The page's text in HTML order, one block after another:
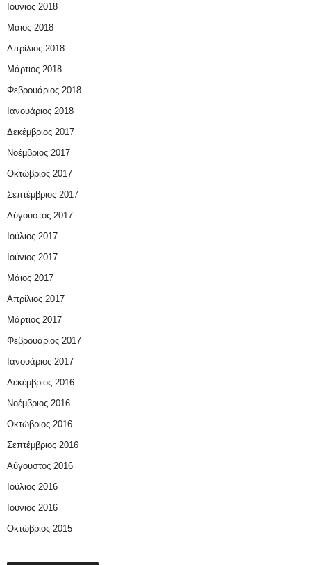
Ιούνιος 2018
Μάιος 2018
Απρίλιος 2018
Μάρτιος 2018
Φεβρουάριος 2018
Ιανουάριος 2018
Δεκέμβριος 2017
Νοέμβριος 2017
Οκτώβριος 2017
Σεπτέμβριος 2017
Αύγουστος 2017
Ιούλιος 2017
Ιούνιος 2017
Μάιος 2017
Απρίλιος 2017
Μάρτιος 2017
Φεβρουάριος 2017
Ιανουάριος 2017
Δεκέμβριος 2016
Νοέμβριος 2016
Οκτώβριος 2016
Σεπτέμβριος 2016
Αύγουστος 2016
Ιούλιος 2016
Ιούνιος 2016
Οκτώβριος 2015